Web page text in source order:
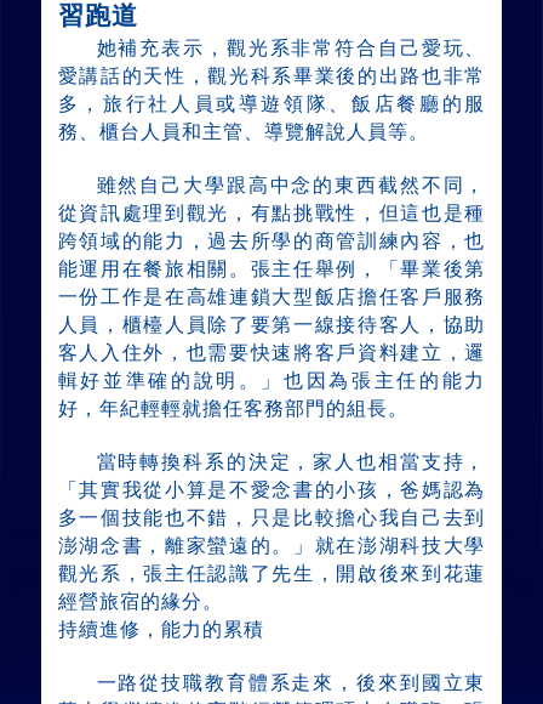
習跑道
她補充表示，觀光系非常符合自己愛玩、
愛講話的天性，觀光科系畢業後的出路也非常
多，旅行社人員或導遊領隊、飯店餐廳的服
務、櫃台人員和主管、導覽解說人員等。
雖然自己大學跟高中念的東西截然不同，
從資訊處理到觀光，有點挑戰性，但這也是種
跨領域的能力，過去所學的商管訓練內容，也
能運用在餐旅相關。張主任舉例，「畢業後第
一份工作是在高雄連鎖大型飯店擔任客戶服務
人員，櫃檯人員除了要第一線接待客人，協助
客人入住外，也需要快速將客戶資料建立，邏
輯好並準確的說明。」也因為張主任的能力
好，年紀輕輕就擔任客務部門的組長。
當時轉換科系的決定，家人也相當支持，
「其實我從小算是不愛念書的小孩，爸媽認為
多一個技能也不錯，只是比較擔心我自己去到
澎湖念書，離家蠻遠的。」就在澎湖科技大學
觀光系，張主任認識了先生，開啟後來到花蓮
經營旅宿的緣分。
持續進修，能力的累積
一路從技職教育體系走來，後來到國立東